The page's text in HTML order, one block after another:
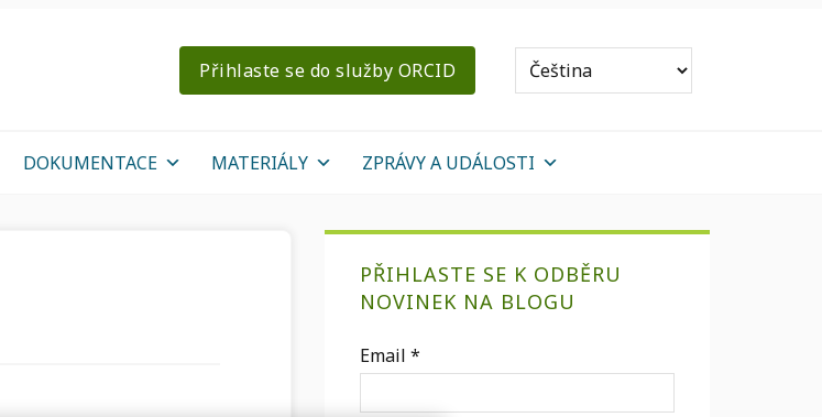
Přihlaste se do služby ORCID
DOKUMENTACE MATERIÁLY ZPRÁVY A UDÁLOSTI
primární
Sidebar
PŘIHLASTE SE K ODBĚRU
NOVINEK NA BLOGU
Email *